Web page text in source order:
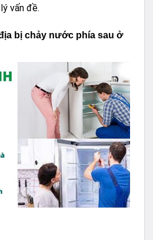
vấn đề.
bị chảy nước phía sau ở